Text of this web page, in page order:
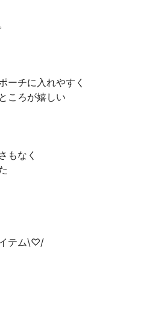
ーチに入れやすく
ころが嬉しい
もなく
イテム\♡/